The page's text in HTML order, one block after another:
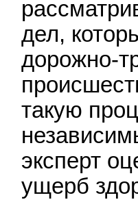
дел,
дорожно-
такую
эксперт
ущерб